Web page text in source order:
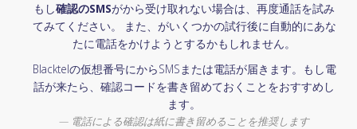
もし確認のSMSがから受け取れない場合は、再度通話を試み
てみてください。 また、がいくつかの試行後に自動的にあな
たに電話をかけようとするかもしれません。
Blacktelの仮想番号にからSMSまたは電話が届きます。もし電
話が来たら、確認コードを書き留めておくことをおすすめし
ます。
電話による確認は紙に書き留めることを推奨します